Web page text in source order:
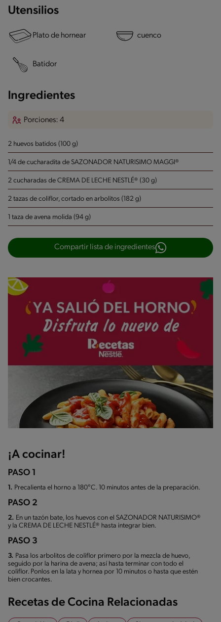
Utensilios
Plato de hornear cuenco
Batidor
Ingredientes
Porciones: 4
2 huevos batidos (100 g)
1/4 de cucharadita de SAZONADOR NATURISIMO MAGGI®
2 cucharadas de CREMA DE LECHE NESTLÉ® (30 g)
2 tazas de coliflor, cortado en arbolitos (182 g)
1 taza de avena molida (94 g)
Compartir lista de ingredientes
¡A cocinar!
PASO 1
1. Precalienta el horno a 180°C. 10 minutos antes de la preparación.
PASO 2
2. En un tazón bate, los huevos con el SAZONADOR NATURISIMO®
y la CREMA DE LECHE NESTLÉ® hasta integrar bien.
PASO 3
3. Pasa los arbolitos de coliflor primero por la mezcla de huevo,
seguido por la harina de avena; así hasta terminar con todo el
coliflor. Ponlos en la lata y hornea por 10 minutos o hasta que estén
bien crocantes.
Recetas de Cocina Relacionadas